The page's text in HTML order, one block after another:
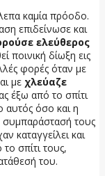
καμία πρόοδο.
επιδείνωσε και
ελεύθερος
ποινική δίωξη εις
φορές όταν με
με χλεύαζε
έξω από το σπίτι
αυτός όσο και η
συμπαράστασή τους
καταγγείλει και
σπίτι τους,
του.